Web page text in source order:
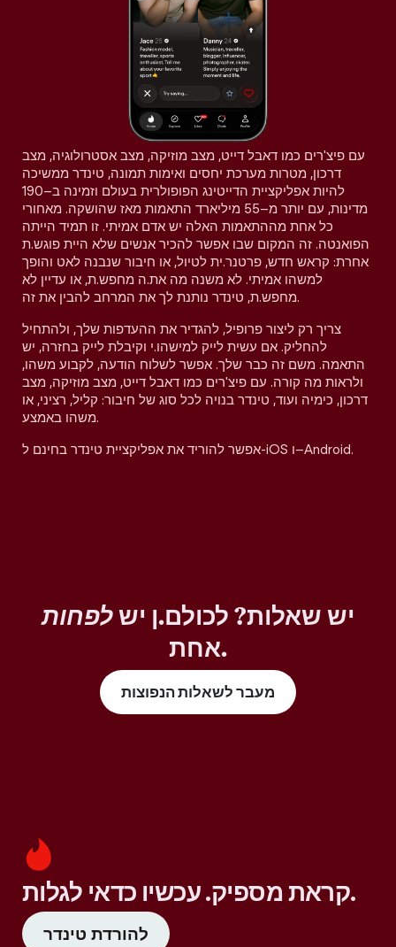
עם פיצ'רים כמו דאבל דייט, מצב מוזיקה, מצב אסטרולוגיה, מצב
דרכון, מטרות מערכת יחסים ואימות תמונה, טינדר ממשיכה
להיות אפליקציית הדייטינג הפופולרית בעולם וזמינה ב–190
מדינות, עם יותר מ–55 מיליארד התאמות מאז שהושקה. מאחורי
כל אחת מההתאמות האלה יש אדם אמיתי. זו תמיד הייתה
הפואנטה. זה המקום שבו אפשר להכיר אנשים שלא היית פוגש.ת
אחרת: קראש חדש, פרטנר.ית לטיול, או חיבור שנבנה לאט והופך
למשהו אמיתי. לא משנה מה את.ה מחפש.ת, או עדיין לא
מחפש.ת, טינדר נותנת לך את המרחב להבין את זה.
צריך רק ליצור פרופיל, להגדיר את ההעדפות שלך, ולהתחיל
להחליק. אם עשית לייק למישהו.י וקיבלת לייק בחזרה, יש
התאמה. משם זה כבר שלך. אפשר לשלוח הודעה, לקבוע משהו,
ולראות מה קורה. עם פיצ'רים כמו דאבל דייט, מצב מוזיקה, מצב
דרכון, כימיה ועוד, טינדר בנויה לכל סוג של חיבור: קליל, רציני, או
משהו באמצע.
אפשר להוריד את אפליקציית טינדר בחינם ל-iOS ו–Android.
יש שאלות? לכולם.ן ישלפחות
אחת.
מעבר לשאלות הנפוצות
קראת מספיק. עכשיו כדאי לגלות.
להורדת טינדר